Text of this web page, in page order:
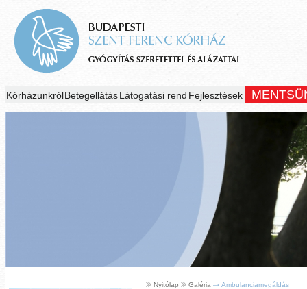
KórházunkrólBetegellátásLátogatási rend Fejlesztések
Nyitólap Galéria Ambulanciamegáldás